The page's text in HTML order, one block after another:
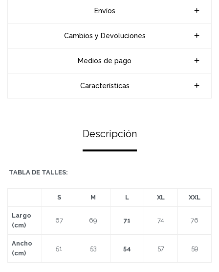
Envíos
Cambios y Devoluciones
Medios de pago
Características
Descripción
TABLA DE TALLES:
S M L XL XXL
Largo
(cm)
67 69 71 74 76
Ancho
(cm)
51 53 54 57 59